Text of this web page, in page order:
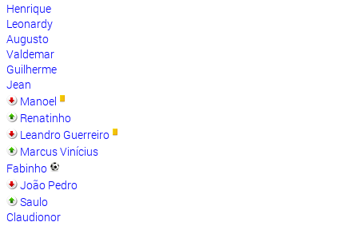
Henrique
Leonardy
Augusto
Valdemar
Guilherme
Jean
Manoel
Renatinho
Leandro Guerreiro
Marcus Vinícius
Fabinho
João Pedro
Saulo
Claudionor